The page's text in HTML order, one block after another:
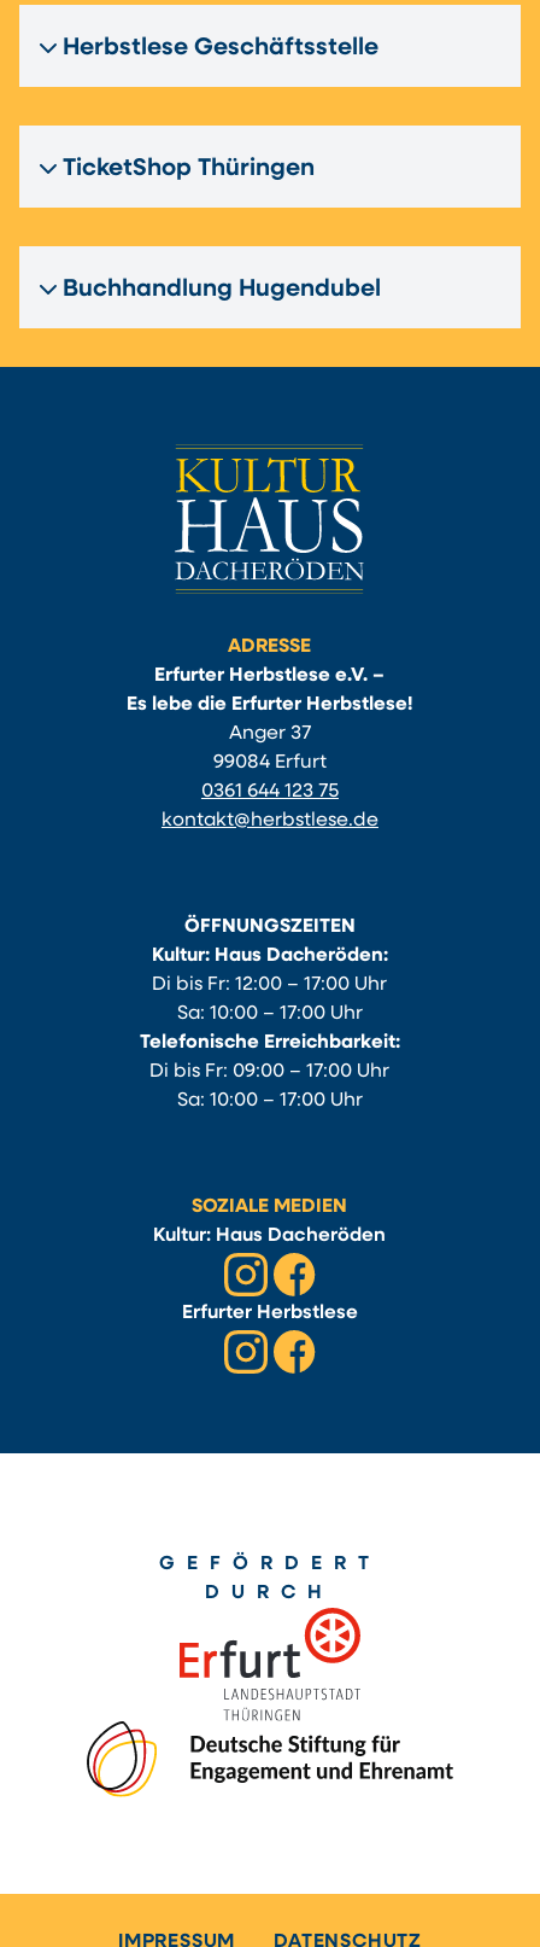
Herbstlese Geschäftsstelle
TicketShop Thüringen
Buchhandlung Hugendubel
ADRESSE
Erfurter Herbstlese e.V. –
Es lebe die Erfurter Herbstlese!
Anger 37
99084 Erfurt
0361 644 123 75
kontakt@herbstlese.de
ÖFFNUNGSZEITEN
Kultur: Haus Dacheröden:
Di bis Fr: 12:00 – 17:00 Uhr
Sa: 10:00 – 17:00 Uhr
Telefonische Erreichbarkeit:
Di bis Fr: 09:00 – 17:00 Uhr
Sa: 10:00 – 17:00 Uhr
SOZIALE MEDIEN
Kultur: Haus Dacheröden
Erfurter Herbstlese
GEFÖRDERT
DURCH
IMPRESSUM DATENSCHUTZ